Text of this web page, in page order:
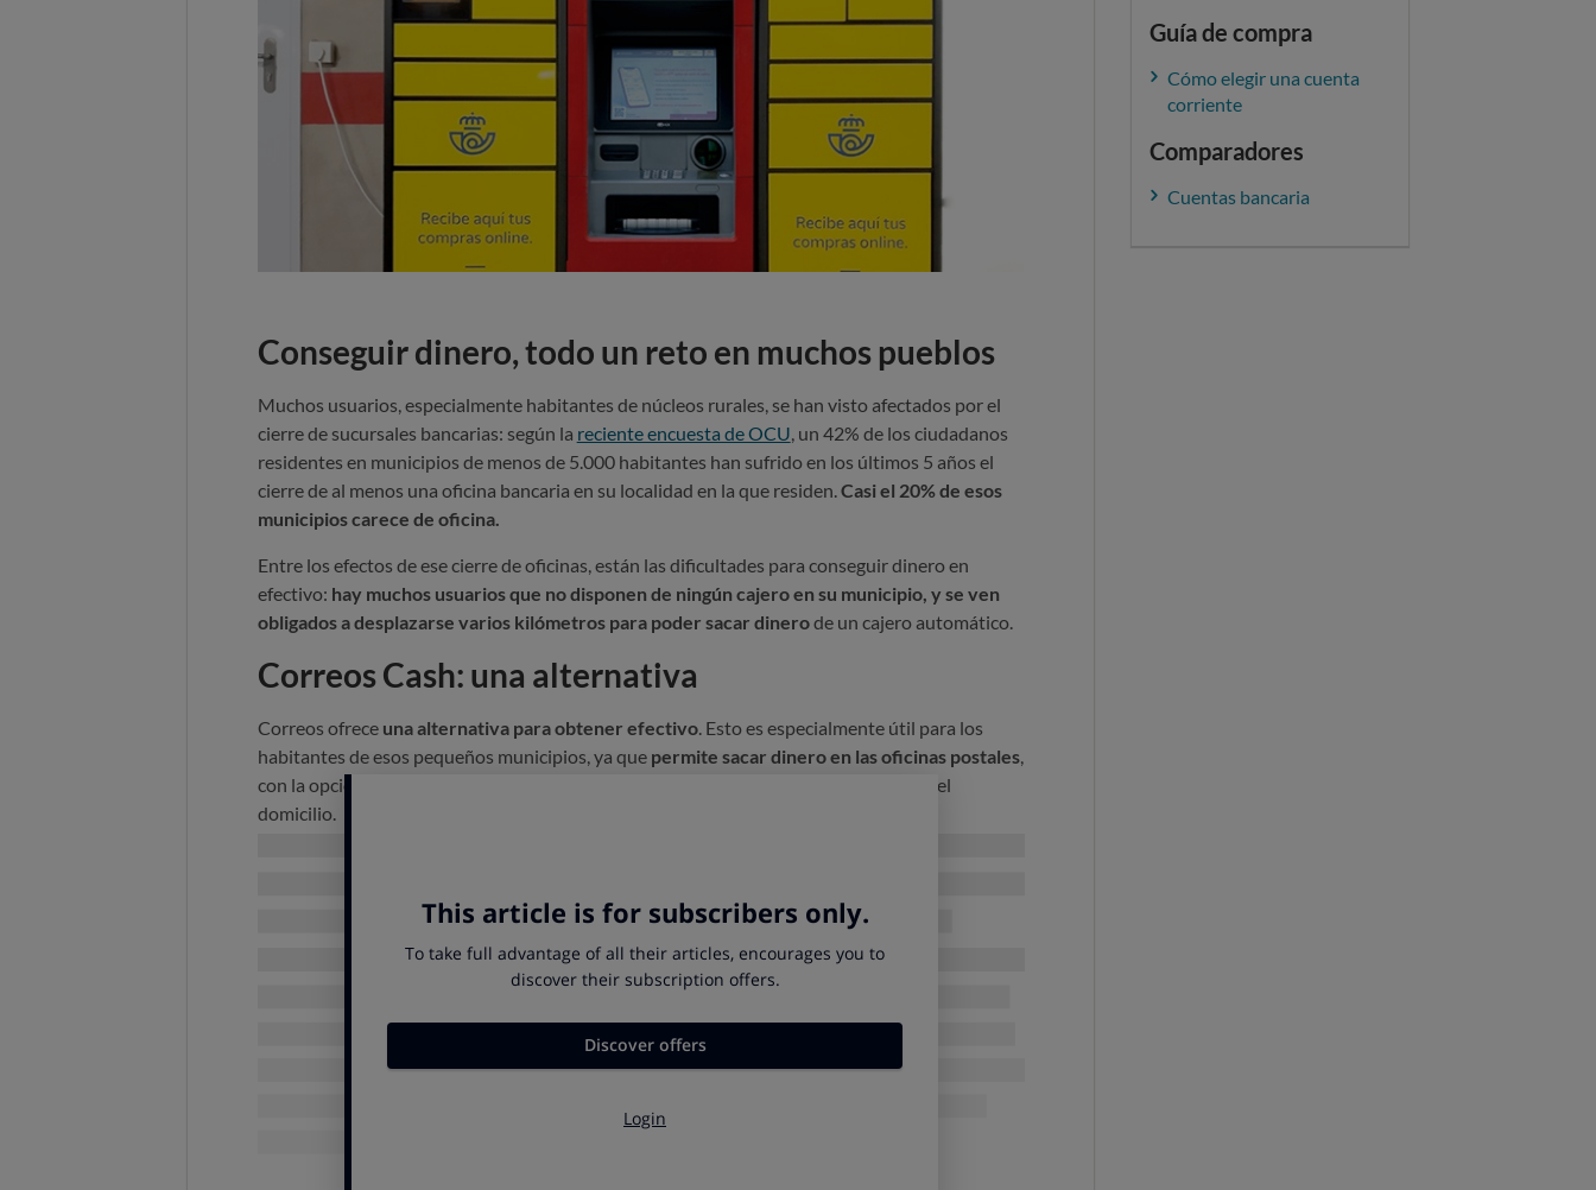
Conseguir dinero, todo un reto en muchos pueblos
Muchos usuarios, especialmente habitantes de núcleos rurales, se han visto afectados por el
cierre de sucursales bancarias: según la reciente encuesta de OCU , un 42% de los ciudadanos
residentes en municipios de menos de 5.000 habitantes han sufrido en los últimos 5 años el
cierre de al menos una oficina bancaria en su localidad en la que residen. Casi el 20% de esos
municipios carece de oficina.
Entre los efectos de ese cierre de oficinas, están las dificultades para conseguir dinero en
efectivo: hay muchos usuarios que no disponen de ningún cajero en su municipio, y se ven
obligados a desplazarse varios kilómetros para poder sacar dinerode un cajero automático.
Correos Cash: una alternativa
Correos ofreceuna alternativa para obtener efectivo. Esto es especialmente útil para los
habitantes de esos pequeños municipios, ya que permite sacar dinero en las oficinas postales,
con la opción adicional de que el cartero entregue hasta un máximo de 500 euros en el
domicilio.
Este servicio solo está disponible para los clientes de las entidades financieras que tengan
acuerdo con Correos, que solo son 5 por ahora, a las que pronto se sumará Ibercaja:
De momento solo los clientes de Banco Santander, Banco Mediolanum y Triodos Bank
Los clientes de Banco Santander y Mediolanum tienen acceso además a la opción de
entrega de efectivo en domicilio,
En otras dos entidades, Evo Banco y Bancofar el servicio de momento se limita a la
opción de realizar ingresos a través de las oficinas de Correos.
Guía de compra
Cómo elegir una cuenta
corriente
Comparadores
Cuentas bancaria